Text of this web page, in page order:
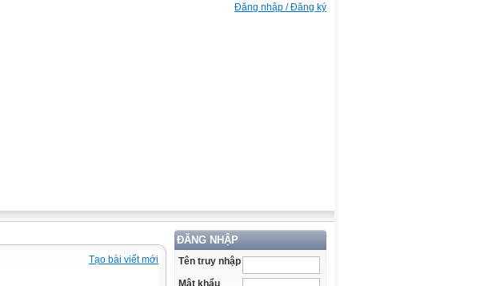
Đăng nhập / Đăng ký
ĐĂNG NHẬP
Tên truy nhập
Mật khẩu
Tạo bài viết mới